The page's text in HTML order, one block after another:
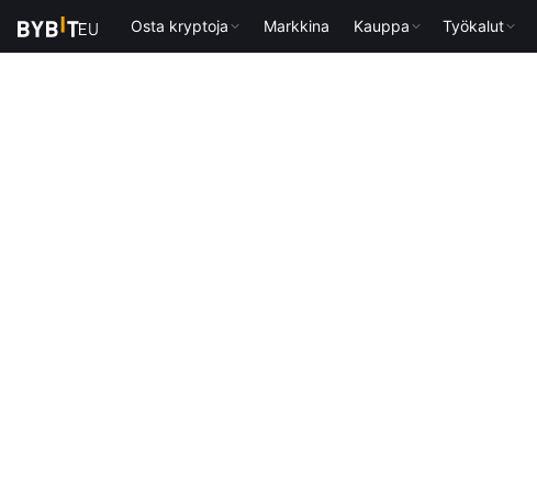
Osta kryptoja Markkina Kauppa Työkalut